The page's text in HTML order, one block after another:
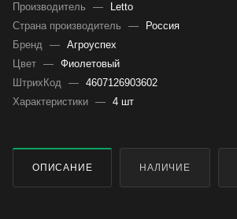
Производитель
—
Letto
Страна производитель
—
Россия
Бренд — Агроуспех
Цвет — Фиолетовый
ШтрихКод — 4607126903602
Характеристики — 4 шт
ОПИСАНИЕ НАЛИЧИЕ